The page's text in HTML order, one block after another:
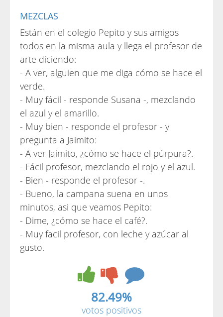
MEZCLAS
Están en el colegio Pepito y sus amigos
todos en la misma aula y llega el profesor de
arte diciendo:
- A ver, alguien que me diga cómo se hace el
verde.
- Muy fácil - responde Susana -, mezclando
el azul y el amarillo.
- Muy bien - responde el profesor - y
pregunta a Jaimito:
- A ver Jaimito, ¿cómo se hace el púrpura?.
- Fácil profesor, mezclando el rojo y el azul.
- Bien - responde el profesor -.
- Bueno, la campana suena en unos
minutos, asi que veamos Pepito:
- Dime, ¿cómo se hace el café?.
- Muy facil profesor, con leche y azúcar al
gusto.
82.49%
votos positivos